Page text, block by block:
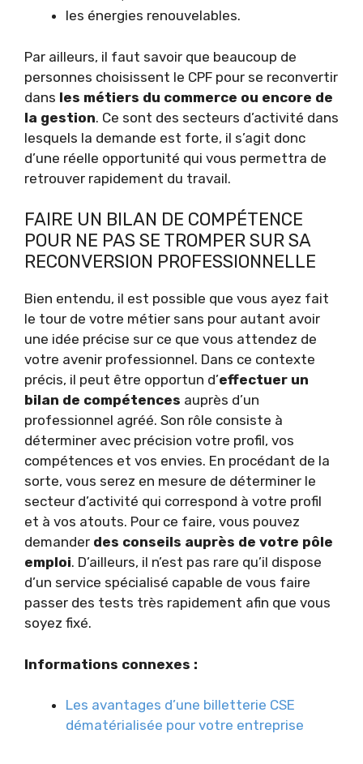
les énergies renouvelables.
Par ailleurs, il faut savoir que beaucoup de
personnes choisissent le CPF pour se reconvertir
dans les métiers du commerce ou encore de
la gestion. Ce sont des secteurs d’activité dans
lesquels la demande est forte, il s’agit donc
d’une réelle opportunité qui vous permettra de
retrouver rapidement du travail.
FAIRE UN BILAN DE COMPÉTENCE
POUR NE PAS SE TROMPER SUR SA
RECONVERSION PROFESSIONNELLE
Bien entendu, il est possible que vous ayez fait
le tour de votre métier sans pour autant avoir
une idée précise sur ce que vous attendez de
votre avenir professionnel. Dans ce contexte
précis, il peut être opportun d’effectuer un
bilan de compétences auprès d’un
professionnel agréé. Son rôle consiste à
déterminer avec précision votre profil, vos
compétences et vos envies. En procédant de la
sorte, vous serez en mesure de déterminer le
secteur d’activité qui correspond à votre profil
et à vos atouts. Pour ce faire, vous pouvez
demander des conseils auprès de votre pôle
emploi. D’ailleurs, il n’est pas rare qu’il dispose
d’un service spécialisé capable de vous faire
passer des tests très rapidement afin que vous
soyez fixé.
Informations connexes :
Les avantages d’une billetterie CSE
dématérialisée pour votre entreprise